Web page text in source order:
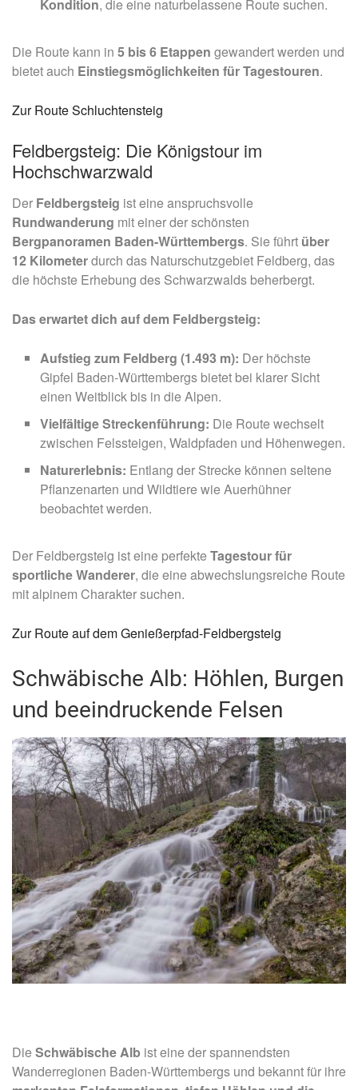
Kondition, die eine naturbelassene Route suchen.
Die Route kann in 5 bis 6 Etappen gewandert werden und
bietet auch Einstiegsmöglichkeiten für Tagestouren.
Zur Route Schluchtensteig
Feldbergsteig: Die Königstour im
Hochschwarzwald
Der Feldbergsteig ist eine anspruchsvolle
Rundwanderung mit einer der schönsten
Bergpanoramen Baden-Württembergs. Sie führt über
12 Kilometerdurch das Naturschutzgebiet Feldberg, das
die höchste Erhebung des Schwarzwalds beherbergt.
Das erwartet dich auf dem Feldbergsteig:
Aufstieg zum Feldberg (1.493 m): Der höchste
Gipfel Baden-Württembergs bietet bei klarer Sicht
einen Weitblick bis in die Alpen.
Vielfältige Streckenführung: Die Route wechselt
zwischen Felssteigen, Waldpfaden und Höhenwegen.
Naturerlebnis: Entlang der Strecke können seltene
Pflanzenarten und Wildtiere wie Auerhühner
beobachtet werden.
Der Feldbergsteig ist eine perfekte Tagestour für
sportliche Wanderer, die eine abwechslungsreiche Route
mit alpinem Charakter suchen.
Zur Route auf dem Genießerpfad-Feldbergsteig
Schwäbische Alb: Höhlen, Burgen
und beeindruckende Felsen
Die Schwäbische Alb ist eine der spannendsten
Wanderregionen Baden-Württembergs und bekannt für ihre